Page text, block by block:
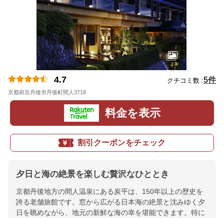
4.7 クチコミ数 :5件
京都府京丹後市丹後町間人3718
料金を表示
割引クーポンをチェック
夕日と海の絶景を楽しむ贅沢なひととき
京都丹後地方の間人温泉にある炭平は、150年以上の歴史を
誇る老舗旅館です。窓から広がる日本海の絶景と沈みゆく夕
日を眺めながら、地元の新鮮な海の幸を堪能できます。特に